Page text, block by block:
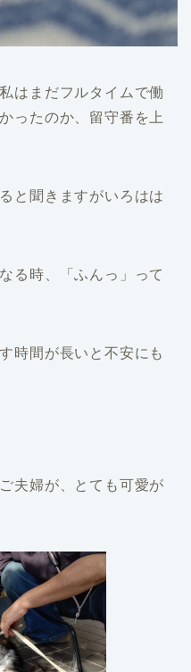
はまだフルタイムで働
ったのか、留守番を上
と聞きますがいろはは
る時、「ふんっ」って
時間が長いと不安にも
夫婦が、とても可愛が